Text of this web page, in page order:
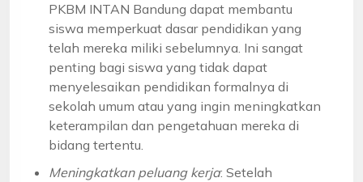
PKBM INTAN Bandung dapat membantu
siswa memperkuat dasar pendidikan yang
telah mereka miliki sebelumnya. Ini sangat
penting bagi siswa yang tidak dapat
menyelesaikan pendidikan formalnya di
sekolah umum atau yang ingin meningkatkan
keterampilan dan pengetahuan mereka di
bidang tertentu.
Meningkatkan peluang kerja: Setelah